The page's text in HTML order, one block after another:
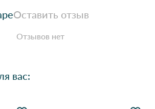
Оставить отзыв
Отзывов нет
вас: